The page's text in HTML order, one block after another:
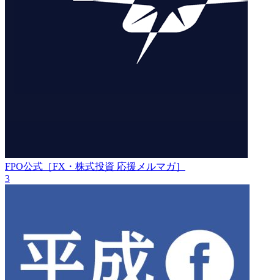
FPO公式［FX・株式投資 応援メルマガ］
3